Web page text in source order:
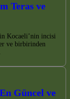
Teras ve
Kocaeli’nin incisi
ve birbirinden
Güncel ve